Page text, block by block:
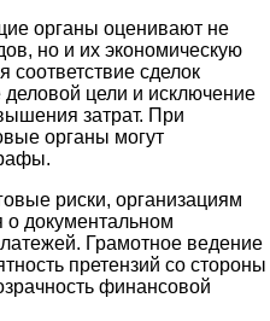
органы оценивают не
но и их экономическую
соответствие сделок
цели и исключение
затрат. При
органы могут
риски, организациям
о документальном
Грамотное ведение
претензий со стороны
финансовой